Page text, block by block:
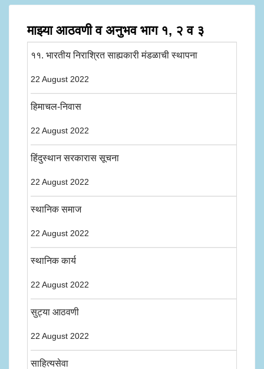
माझ्या आठवणी व अनुभव भाग १, २ व ३
११. भारतीय निराश्रित साह्यकारी मंडळाची स्थापना
22 August 2022
हिमाचल-निवास
22 August 2022
हिंदुस्थान सरकारास सूचना
22 August 2022
स्थानिक समाज
22 August 2022
स्थानिक कार्य
22 August 2022
सुट्या आठवणी
22 August 2022
साहित्यसेवा